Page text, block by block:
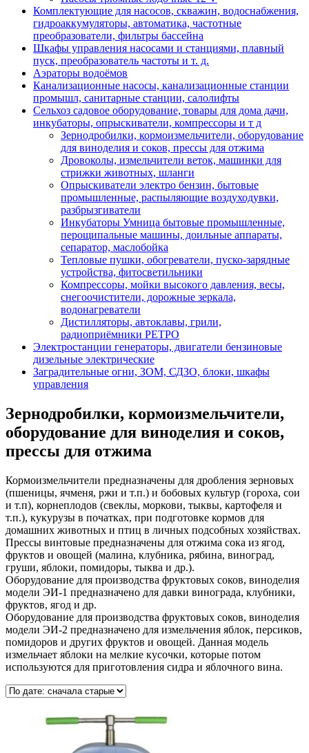
Комплектующие для насосов, скважин, водоснабжения,
гидроаккумуляторы, автоматика, частотные
преобразователи, фильтры бассейна
Шкафы управления насосами и станциями, плавный
пуск, преобразователь частоты и т. д.
Аэраторы водоёмов
Канализационные насосы, канализационные станции
промышл, санитарные станции, салолифты
Сельхоз садовое оборудование, товары для дома дачи,
инкубаторы, опрыскиватели, компрессоры и т д
Зернодробилки, кормоизмельчители, оборудование
для виноделия и соков, прессы для отжима
Дровоколы, измельчители веток, машинки для
стрижки животных, шланги
Опрыскиватели электро бензин, бытовые
промышленные, распыляющие воздуходувки,
разбрызгиватели
Инкубаторы Умница бытовые промышленные,
перощипальные машины, доильные аппараты,
сепаратор, маслобойка
Тепловые пушки, обогреватели, пуско-зарядные
устройства, фитосветильники
Компрессоры, мойки высокого давления, весы,
снегоочистители, дорожные зеркала,
водонагреватели
Дистилляторы, автоклавы, грили,
радиоприёмники РЕТРО
Электростанции генераторы, двигатели бензиновые
дизельные электрические
Заградительные огни, ЗОМ, СДЗО, блоки, шкафы
управления
Зернодробилки, кормоизмельчители,
оборудование для виноделия и соков,
прессы для отжима
Кормоизмельчители предназначены для дробления зерновых
(пшеницы, ячменя, ржи и т.п.) и бобовых культур (гороха, сои
и т.п), корнеплодов (свеклы, моркови, тыквы, картофеля и
т.п.), кукурузы в початках, при подготовке кормов для
домашних животных и птиц в личных подсобных хозяйствах.
Прессы винтовые предназначены для отжима сока из ягод,
фруктов и овощей (малина, клубника, рябина, виноград,
груши, яблоки, помидоры, тыква и др.).
Оборудование для производства фруктовых соков, виноделия
модели ЭИ-1 предназначено для давки винограда, клубники,
фруктов, ягод и др.
Оборудование для производства фруктовых соков, виноделия
модели ЭИ-2 предназначено для измельчения яблок, персиков,
помидоров и других фруктов и овощей. Данная модель
измельчает яблоки на мелкие кусочки, которые потом
используются для приготовления сидра и яблочного вина.